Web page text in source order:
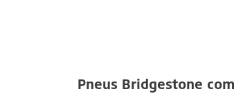
Pneus Bridgestone